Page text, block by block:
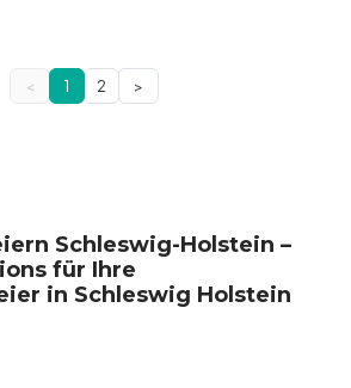
< 1 2 >
Schleswig-Holstein –
für Ihre
in Schleswig Holstein